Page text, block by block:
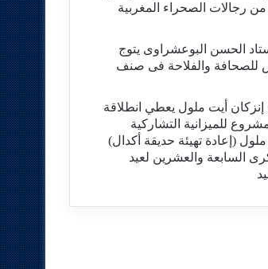
رجالات الصحراء المغربية
الحسن البوعشراوى يتوج
للصحافة والفلاحة فى صنف
أيت ملول يعطي انطلاقة
للميزانية التشاركية
(إعادة تهيئة حديقة أكدال)
السابعة والعشرين لعيد